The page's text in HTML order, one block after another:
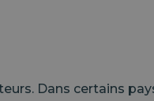
Dans certains